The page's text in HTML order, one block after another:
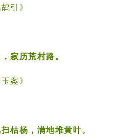
引》
寂历荒村路。
案》
枯杨，满地堆黄叶。